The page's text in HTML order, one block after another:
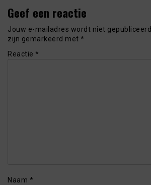
Geef een reactie
Jouw e-mailadres wordt niet gepubliceerd.
zijn gemarkeerd met *
Reactie *
Naam *